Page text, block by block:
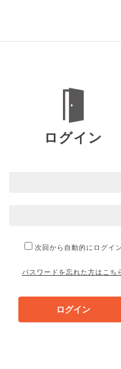
ログイン
次回から自動的にログイン
パスワードを忘れた方はこち
ログイン